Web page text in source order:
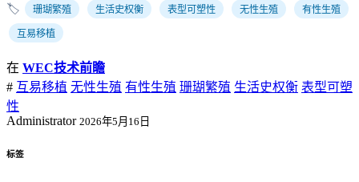
🏷️ 珊瑚繁殖 生活史权衡 表型可塑性 无性生殖 有性生殖
互易移植
在 WEC技术前瞻
# 互易移植 无性生殖 有性生殖 珊瑚繁殖 生活史权衡 表型可塑
性
Administrator 2026年5月16日
标签